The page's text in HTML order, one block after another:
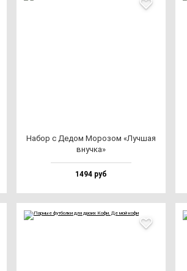
Набор с Дедом Моро­зом «Луч­шая
внуч­ка»
1494 руб